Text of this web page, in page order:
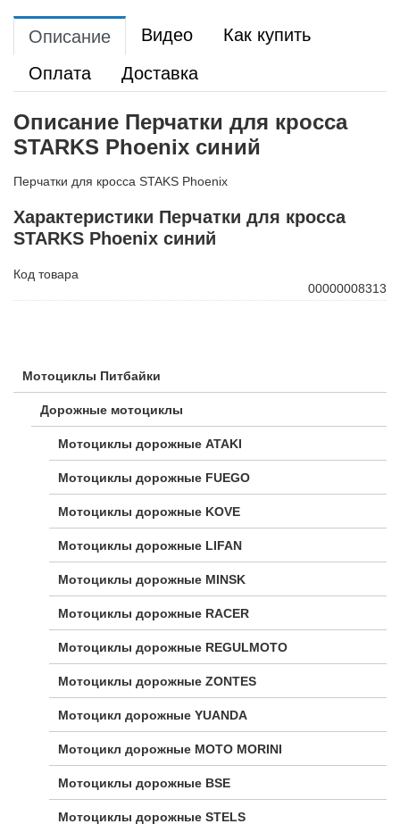
Мотоциклы Питбайки
Дорожные мотоциклы
Мотоциклы дорожные ATAKI
Мотоциклы дорожные FUEGO
Мотоциклы дорожные KOVE
Мотоциклы дорожные LIFAN
Мотоциклы дорожные MINSK
Мотоциклы дорожные RACER
Мотоциклы дорожные REGULMOTO
Мотоциклы дорожные ZONTES
Мотоцикл дорожные YUANDA
Мотоцикл дорожные МОТО MORINI
Мотоциклы дорожные BSE
Мотоциклы дорожные STELS
Описание Видео
Как купить
Оплата
Доставка
Описание Перчатки для кросса
STARKS Phoenix синий
Перчатки для кросса STAKS Phoenix
Характеристики Перчатки для кросса
STARKS Phoenix синий
Код товара
00000008313